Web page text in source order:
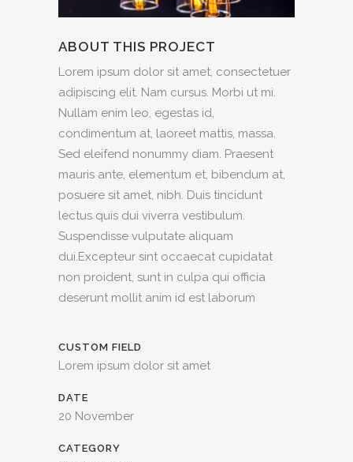
ABOUT THIS PROJECT
Lorem ipsum dolor sit amet, consectetuer
adipiscing elit. Nam cursus. Morbi ut mi.
Nullam enim leo, egestas id,
condimentum at, laoreet mattis, massa.
Sed eleifend nonummy diam. Praesent
mauris ante, elementum et, bibendum at,
posuere sit amet, nibh. Duis tincidunt
lectus quis dui viverra vestibulum.
Suspendisse vulputate aliquam
dui.Excepteur sint occaecat cupidatat
non proident, sunt in culpa qui officia
deserunt mollit anim id est laborum
CUSTOM FIELD
Lorem ipsum dolor sit amet
DATE
20 November
CATEGORY